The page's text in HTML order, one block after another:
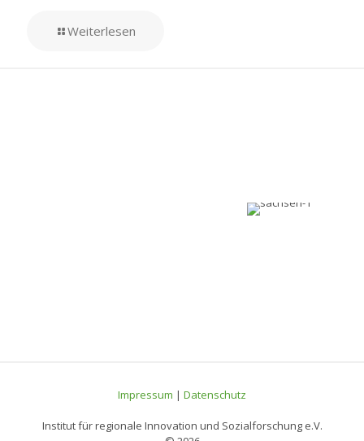
Weiterlesen
Impressum | Datenschutz
Institut für regionale Innovation und Sozialforschung e.V.